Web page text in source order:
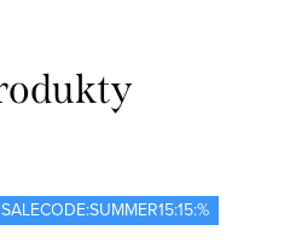
SALECODE:SUMMER15:15:%